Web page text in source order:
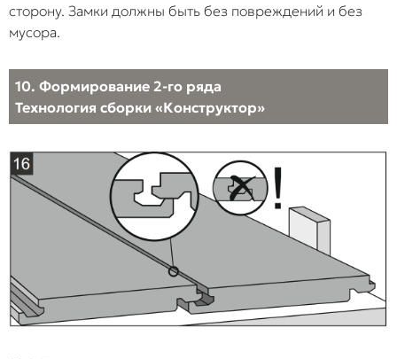
сторону. Замки должны быть без повреждений и без
мусора.
10. Формирование 2-го ряда
Технология сборки «Конструктор»